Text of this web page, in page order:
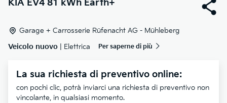
KIA EV4 81 kWh Earth+
Garage + Carrosserie Rüfenacht AG - Mühleberg
Veicolo nuovo | Elettrica Per saperne di più
La sua richiesta di preventivo online:
con pochi clic, potrà inviarci una richiesta di preventivo non
vincolante, in qualsiasi momento.